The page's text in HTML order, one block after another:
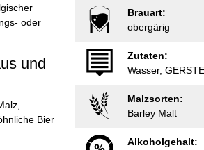
oder
und
Bier
Brauart:
obergärig
Zutaten:
Wasser,
Malzsorten:
Barley Malt
Alkoholgehalt: